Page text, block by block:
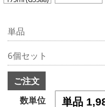
単品
6個セット
ご注文
数単位